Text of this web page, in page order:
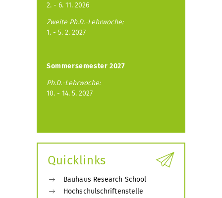
2. - 6. 11. 2026
Zweite Ph.D.-Lehrwoche:
1. - 5. 2. 2027
Sommersemester 2027
Ph.D.-Lehrwoche:
10. - 14. 5. 2027
Quicklinks
Bauhaus Research School
Hochschulschriftenstelle